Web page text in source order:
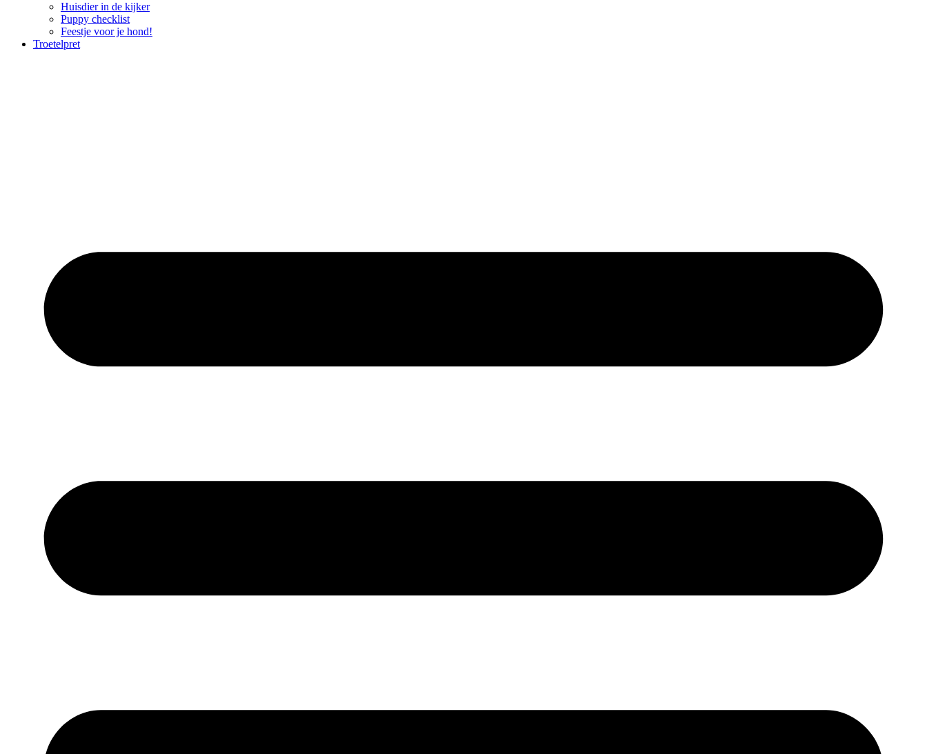
Huisdier in de kijker
Puppy checklist
Feestje voor je hond!
Troetelpret